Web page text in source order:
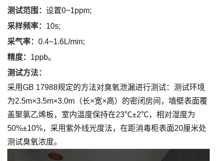
测试范围： 设置0~1ppm;
采样频率： 10s;
采气率： 0.4~1.6L/min;
精度： 1ppb。
测试方法：
采用GB 17988规定的方法对臭氧泄漏进行测试：测试环境
为2.5m×3.5m×3.0m（长×宽×高）的密闭房间，墙壁表面覆
盖聚氯乙烯板，室内温度保持在23℃±2℃，相对湿度为
50%±10%，采用紫外线光度法，在距消毒柜表面20厘米处
测试臭氧浓度。